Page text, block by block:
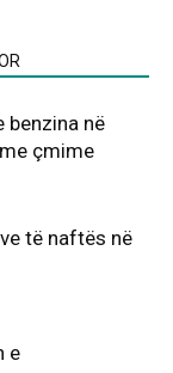
benzina në
çmime
të naftës në
e